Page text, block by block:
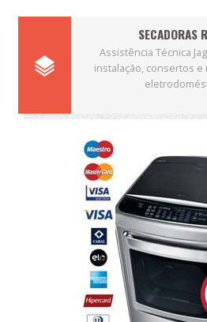
SECADORAS
Assistência Técnica
instalação, consertos e